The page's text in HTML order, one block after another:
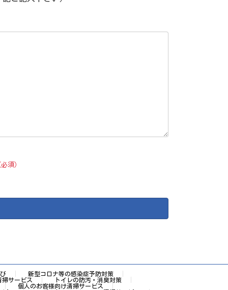
須）
新型コロナ等の感染症予防対策
掃サービス
トイレの防汚・消臭対策
個人のお客様向け清掃サービス